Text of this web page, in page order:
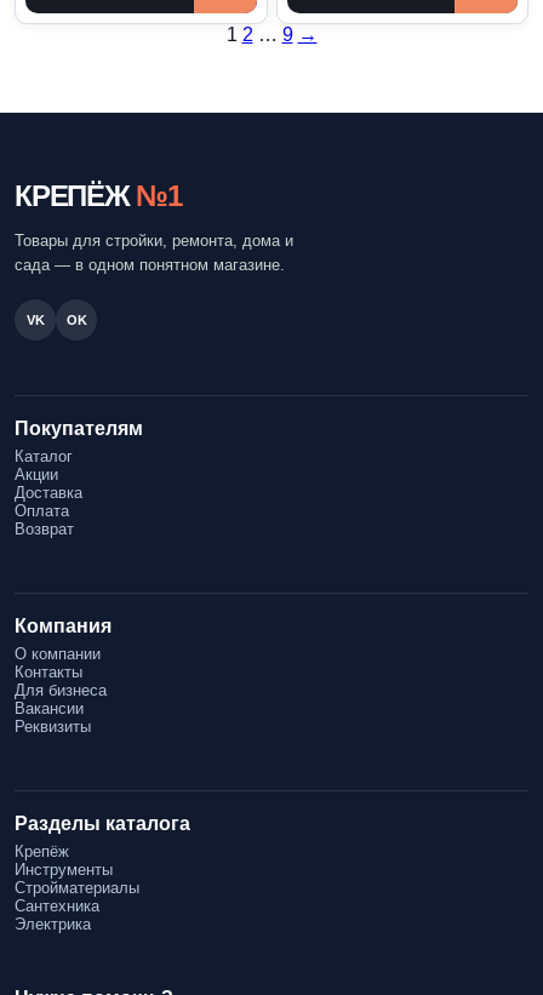
Пагинация
1 2 … 9 →
КРЕПЁЖ №1
Товары для стройки, ремонта, дома и
сада — в одном понятном магазине.
VK OK
Покупателям
Каталог
Акции
Доставка
Оплата
Возврат
Компания
О компании
Контакты
Для бизнеса
Вакансии
Реквизиты
Разделы каталога
Крепёж
Инструменты
Стройматериалы
Сантехника
Электрика